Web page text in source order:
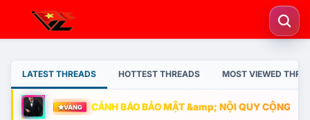
LATEST THREADS HOTTEST THREADS MOST VIEWED
VÀNG CẢNH BÁO BẢO MẬT &amp; NỘI QUY CỘNG